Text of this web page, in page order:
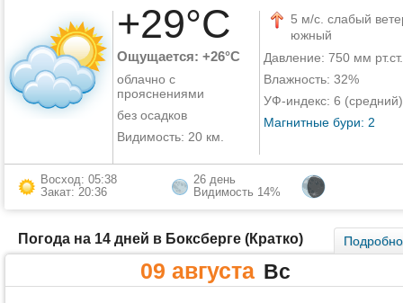
+29°C
Ощущается: +26°C
облачно с
прояснениями
без осадков
Видимость: 20 км.
5 м/с. слабый
южный
Давление: 750 мм рт.ст.
Влажность: 32%
УФ-индекс: 6 (средний)
Магнитные бури: 2
Восход: 05:38
Закат: 20:36
26 день
Видимость 14%
Погода на 14 дней в Боксберге (Кратко) Подробно
09 августа Вс